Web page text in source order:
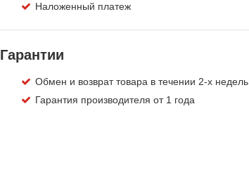
Наложенный платеж
Гарантии
Обмен и возврат товара в течении 2-х недель
Гарантия производителя от 1 года